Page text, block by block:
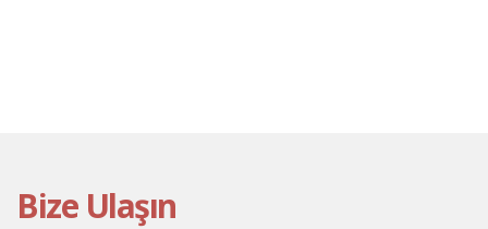
Bize Ulaşın